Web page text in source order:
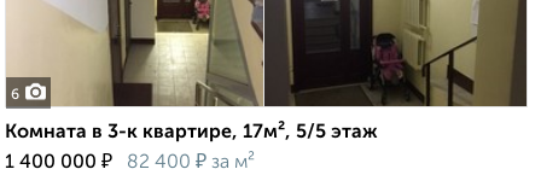
6
Комната в 3-к квартире, 17м², 5/5 этаж
1 400 000 ₽ 82 400 ₽ за м²